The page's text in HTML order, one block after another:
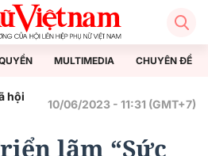
MULTIMEDIA CHUYÊN ĐỀ
hội
10/06/2023 - 11:31 (GMT+7)
lãm “Sức